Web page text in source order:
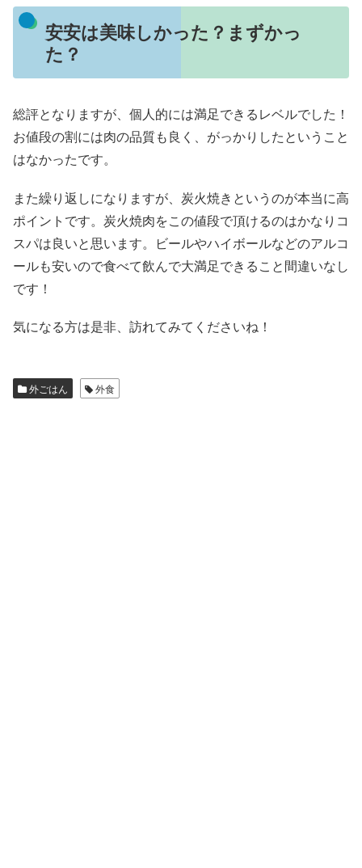
安安は美味しかった？まずかっ
た？
総評となりますが、個人的には満足できるレベルでした！
お値段の割には肉の品質も良く、がっかりしたということ
はなかったです。
また繰り返しになりますが、炭火焼きというのが本当に高
ポイントです。炭火焼肉をこの値段で頂けるのはかなりコ
スパは良いと思います。ビールやハイボールなどのアルコ
ールも安いので食べて飲んで大満足できること間違いなし
です！
気になる方は是非、訪れてみてくださいね！
外ごはん 外食